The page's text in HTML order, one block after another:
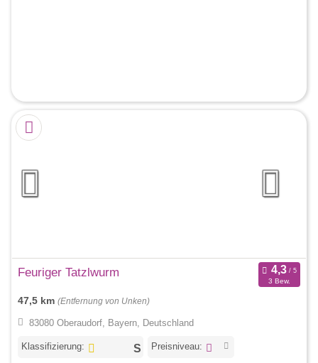
Feuriger Tatzlwurm
3 Bew.
47,5 km (Entfernung von Unken)
83080 Oberaudorf, Bayern, Deutschland
Klassifizierung: Preisniveau: